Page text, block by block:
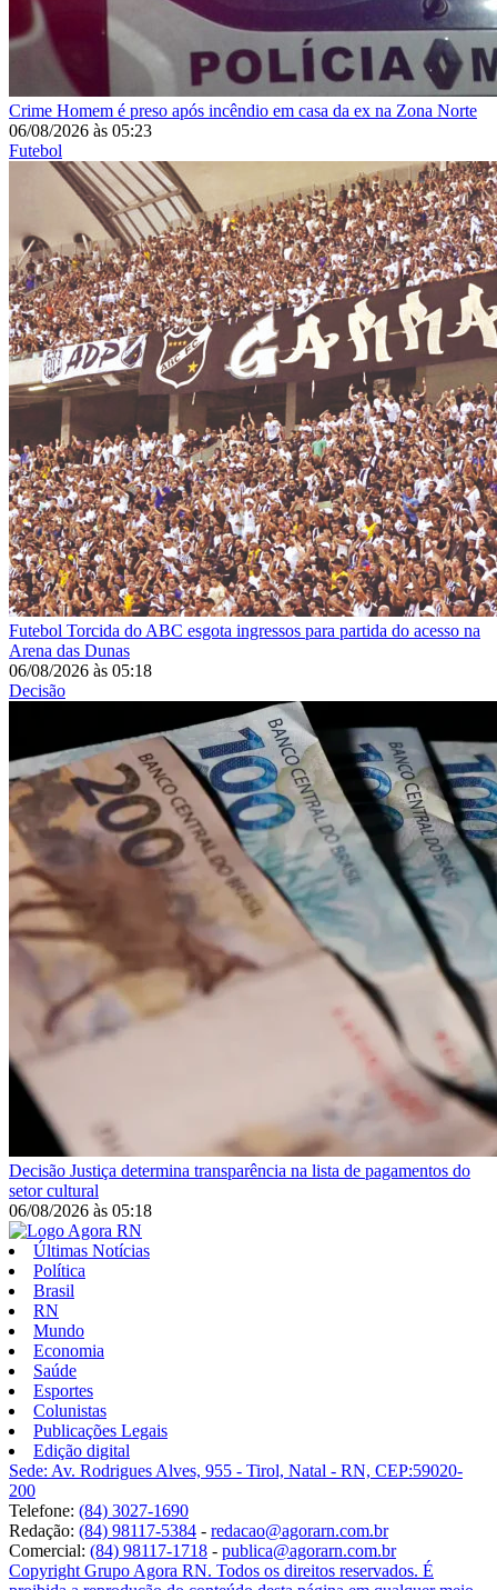
Crime Homem é preso após incêndio em casa da ex na Zona Norte
06/08/2026 às 05:23
Futebol
Futebol Torcida do ABC esgota ingressos para partida do acesso na
Arena das Dunas
06/08/2026 às 05:18
Decisão
Decisão Justiça determina transparência na lista de pagamentos do
setor cultural
06/08/2026 às 05:18
Últimas Notícias
Política
Brasil
RN
Mundo
Economia
Saúde
Esportes
Colunistas
Publicações Legais
Edição digital
Sede: Av. Rodrigues Alves, 955 - Tirol, Natal - RN, CEP:59020-
200
Telefone: (84) 3027-1690
Redação: (84) 98117-5384 - redacao@agorarn.com.br
Comercial: (84) 98117-1718 - publica@agorarn.com.br
Copyright Grupo Agora RN. Todos os direitos reservados. É